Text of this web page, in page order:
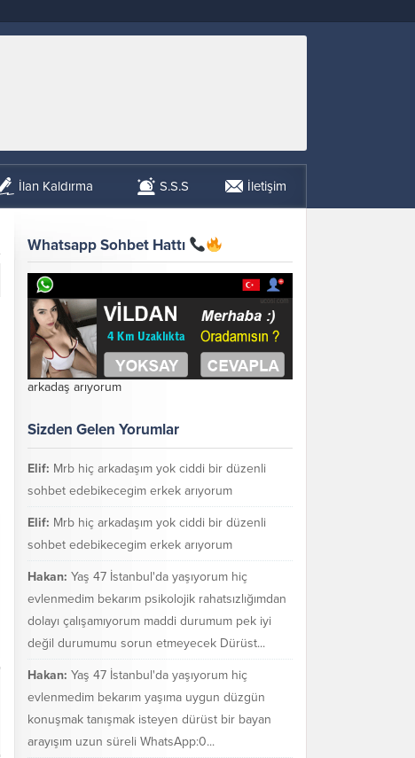
İlan Kaldırma S.S.S İletişim
Whatsapp Sohbet Hattı
arkadaş arıyorum
Sizden Gelen Yorumlar
Elif: Mrb hiç arkadaşım yok ciddi bir düzenli
sohbet edebikecegim erkek arıyorum
Elif: Mrb hiç arkadaşım yok ciddi bir düzenli
sohbet edebikecegim erkek arıyorum
Hakan: Yaş 47 İstanbul'da yaşıyorum hiç
evlenmedim bekarım psikolojik rahatsızlığımdan
dolayı çalışamıyorum maddi durumum pek iyi
değil durumumu sorun etmeyecek Dürüst...
Hakan: Yaş 47 İstanbul'da yaşıyorum hiç
evlenmedim bekarım yaşıma uygun düzgün
konuşmak tanışmak isteyen dürüst bir bayan
arayışım uzun süreli WhatsApp:0...